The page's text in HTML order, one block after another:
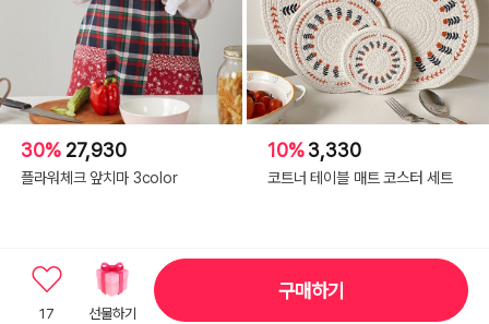
30% 27,930
플라워체크 앞치마 3color
10%3,330
코트너 테이블 매트 코스터 세트
17 선물하기
구매하기